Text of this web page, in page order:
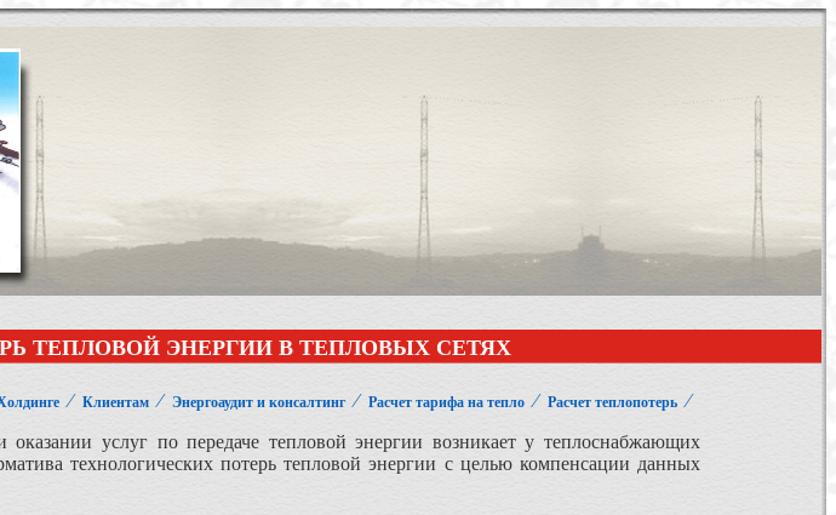
ТЕПЛОВОЙ ЭНЕРГИИ В ТЕПЛОВЫХ СЕТЯХ
⁄ Клиентам ⁄ Энергоаудит и консалтинг⁄ Расчет тарифа на тепло ⁄ Расчет теплопотерь ⁄
оказании услуг по передаче тепловой энергии возникает у теплоснабжающих
технологических потерь тепловой энергии с целью компенсации данных